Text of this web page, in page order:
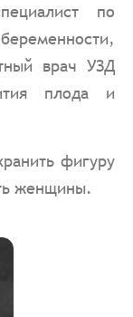
по
врач УЗД
плода и
фигуру
женщины.